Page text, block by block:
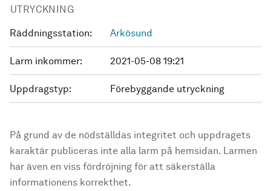
UTRYCKNING
Räddningsstation: Arkösund
Larm inkommer: 2021-05-08 19:21
Uppdragstyp: Förebyggande utryckning
På grund av de nödställdas integritet och uppdragets
karaktär publiceras inte alla larm på hemsidan. Larmen
har även en viss fördröjning för att säkerställa
informationens korrekthet.